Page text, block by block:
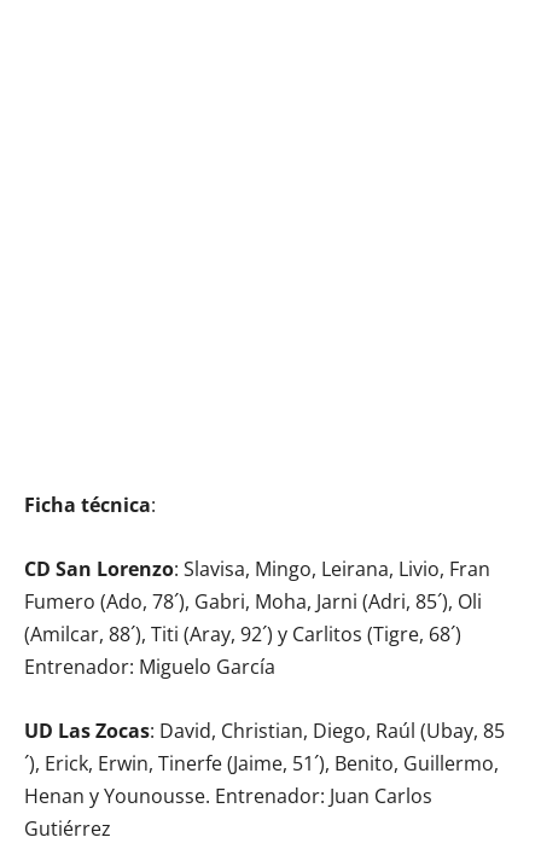
Ficha técnica:
CD San Lorenzo: Slavisa, Mingo, Leirana, Livio, Fran
Fumero (Ado, 78´), Gabri, Moha, Jarni (Adri, 85´), Oli
(Amilcar, 88´), Titi (Aray, 92´) y Carlitos (Tigre, 68´)
Entrenador: Miguelo García
UD Las Zocas: David, Christian, Diego, Raúl (Ubay, 85
´), Erick, Erwin, Tinerfe (Jaime, 51´), Benito, Guillermo,
Henan y Younousse. Entrenador: Juan Carlos
Gutiérrez